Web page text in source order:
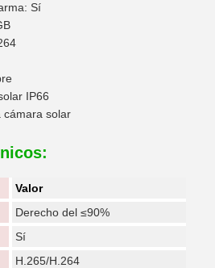
Sí
IP66
cámara solar
Valor
Derecho del ≤90%
Sí
H.265/H.264